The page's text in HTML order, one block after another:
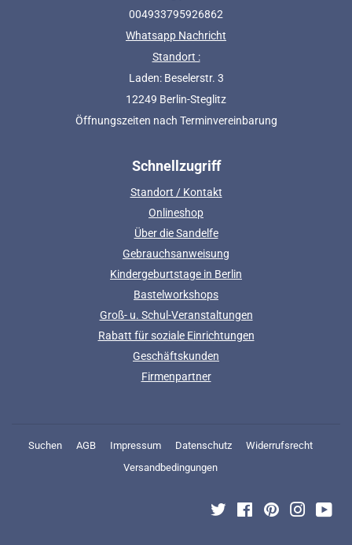
004933795926862
Whatsapp Nachricht
Standort :
Laden: Beselerstr. 3
12249 Berlin-Steglitz
Öffnungszeiten nach Terminvereinbarung
Schnellzugriff
Standort / Kontakt
Onlineshop
Über die Sandelfe
Gebrauchsanweisung
Kindergeburtstage in Berlin
Bastelworkshops
Groß- u. Schul-Veranstaltungen
Rabatt für soziale Einrichtungen
Geschäftskunden
Firmenpartner
Suchen AGB Impressum Datenschutz
Widerrufsrecht
Versandbedingungen
Twitter FacebookPinterest